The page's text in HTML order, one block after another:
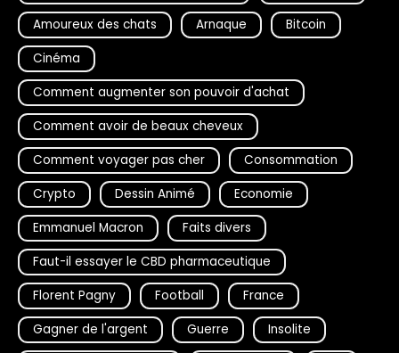
Amoureux des chats
Arnaque
Bitcoin
Cinéma
Comment augmenter son pouvoir d'achat
Comment avoir de beaux cheveux
Comment voyager pas cher
Consommation
Crypto
Dessin Animé
Economie
Emmanuel Macron
Faits divers
Faut-il essayer le CBD pharmaceutique
Florent Pagny
Football
France
Gagner de l'argent
Guerre
Insolite